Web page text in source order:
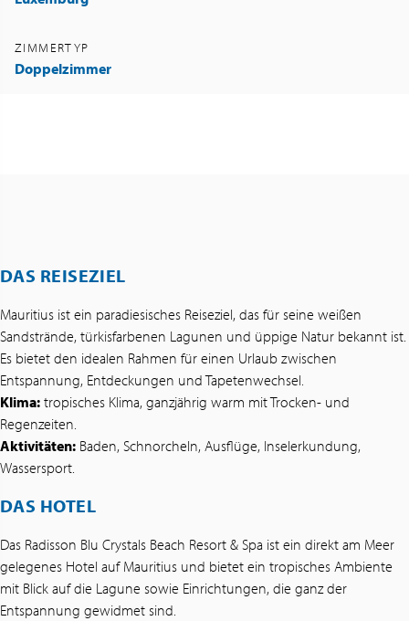
ZIMMERTYP
Doppelzimmer
DAS REISEZIEL
Mauritius ist ein paradiesisches Reiseziel, das für seine weißen
Sandstrände, türkisfarbenen Lagunen und üppige Natur bekannt ist.
Es bietet den idealen Rahmen für einen Urlaub zwischen
Entspannung, Entdeckungen und Tapetenwechsel.
Klima: tropisches Klima, ganzjährig warm mit Trocken- und
Regenzeiten.
Aktivitäten: Baden, Schnorcheln, Ausflüge, Inselerkundung,
Wassersport.
DAS HOTEL
Das Radisson Blu Crystals Beach Resort & Spa ist ein direkt am Meer
gelegenes Hotel auf Mauritius und bietet ein tropisches Ambiente
mit Blick auf die Lagune sowie Einrichtungen, die ganz der
Entspannung gewidmet sind.